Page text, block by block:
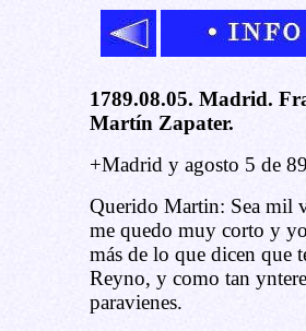
1789.08.05. Madrid.
Martín Zapater.
+Madrid y agosto 5 de
Querido Martin: Sea mil
me quedo muy corto y
más de lo que dicen que
Reyno, y como tan
paravienes.